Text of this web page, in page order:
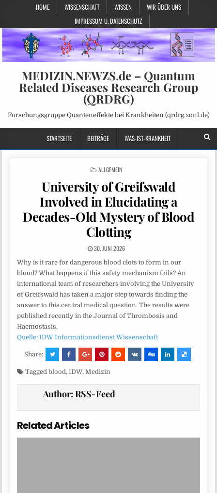
HOME WISSENSCHAFT WISSEN
WIR ÜBER UNS
IMPRESSUM U. DATENSCHUTZ
MEDIZIN.NEWZS.de – Quantum
Related Diseases Research Group
(QRDRG)
Forschungsgruppe Quanteneffekte bei Krankheiten (qrdrg.xonl.de)
STARTSEITE BEITRÄGE WAS-IST-KRANKHEIT
POSTED
ALLGEMEIN
University of Greifswald
Involved in Elucidating a
Decades-Old Mystery of Blood
Clotting
30. JUNI 2026
Why is it rare for dangerous blood clots to form in our
blood? What happens if this safety mechanism fails? An
international team of researchers involving the University
of Greifswald has taken a major step towards finding the
answer to this central medical question. The results were
published recently in the Journal of Thrombosis and
Haemostasis.
Quelle: IDW Informationsdienst Wissenschaft
Share:
Taggedblood,IDW,Medizin
Author:RSS-Feed
Related Articles